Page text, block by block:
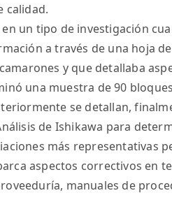
calidad.
un tipo de investigación
a través de una hoja
y que detallaba
una muestra de 90
se detallan,
de Ishikawa para
más representativas
aspectos correctivos en
manuales de